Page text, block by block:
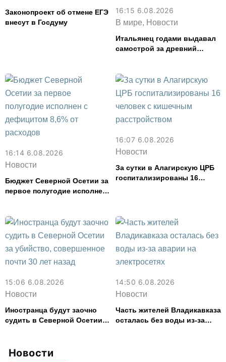
Новости
Законопроект об отмене ЕГЭ
внесут в Госдуму
16:15 6.08.2026
В мире, Новости
Итальянец годами выдавал
самострой за древний
16:14 6.08.2026
Новости
Бюджет Северной Осетии за
первое полугодие исполнен
16:07 6.08.2026
Новости
За сутки в Алагирскую ЦРБ
госпитализированы 16
15:06 6.08.2026
Новости
Иностранца будут заочно
судить в Северной Осетии
14:50 6.08.2026
Новости
Часть жителей Владикавказа
осталась без воды из-за